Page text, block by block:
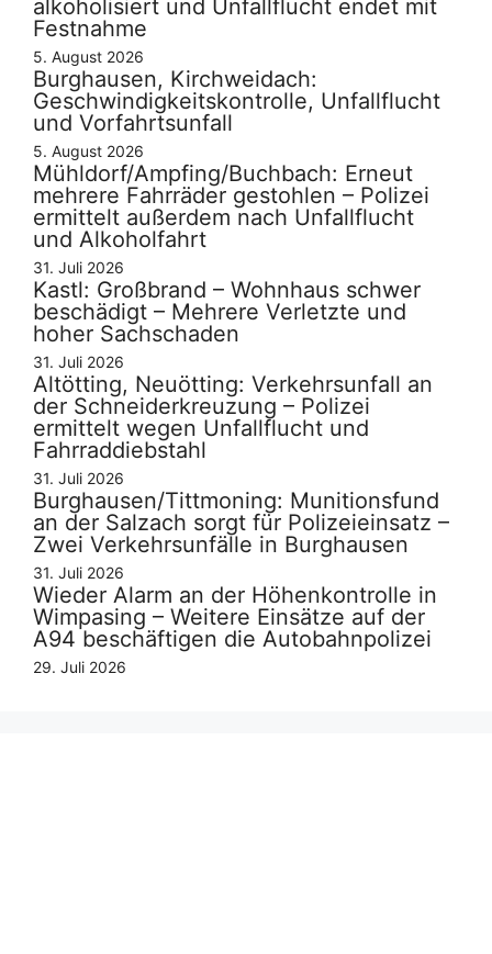
alkoholisiert und Unfallflucht endet mit
Festnahme
5. August 2026
Burghausen, Kirchweidach:
Geschwindigkeitskontrolle, Unfallflucht
und Vorfahrtsunfall
5. August 2026
Mühldorf/Ampfing/Buchbach: Erneut
mehrere Fahrräder gestohlen – Polizei
ermittelt außerdem nach Unfallflucht
und Alkoholfahrt
31. Juli 2026
Kastl: Großbrand – Wohnhaus schwer
beschädigt – Mehrere Verletzte und
hoher Sachschaden
31. Juli 2026
Altötting, Neuötting: Verkehrsunfall an
der Schneiderkreuzung – Polizei
ermittelt wegen Unfallflucht und
Fahrraddiebstahl
31. Juli 2026
Burghausen/Tittmoning: Munitionsfund
an der Salzach sorgt für Polizeieinsatz –
Zwei Verkehrsunfälle in Burghausen
31. Juli 2026
Wieder Alarm an der Höhenkontrolle in
Wimpasing – Weitere Einsätze auf der
A94 beschäftigen die Autobahnpolizei
29. Juli 2026